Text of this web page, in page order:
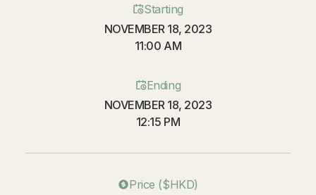
Starting
NOVEMBER 18, 2023
11:00 AM
Ending
NOVEMBER 18, 2023
12:15 PM
Price ($HKD)